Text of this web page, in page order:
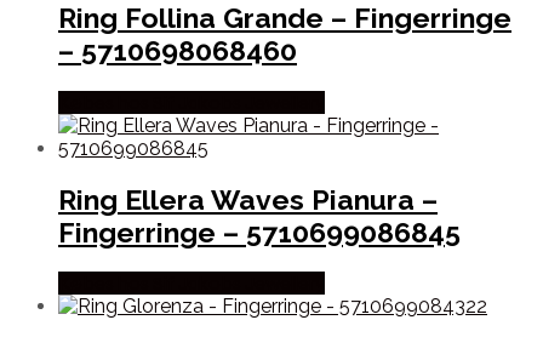
Ring Follina Grande – Fingerringe
– 5710698068460
Ring Ellera Waves Pianura –
Fingerringe – 5710699086845